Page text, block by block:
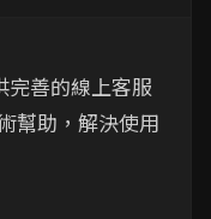
善的線上客服
幫助，解決使用